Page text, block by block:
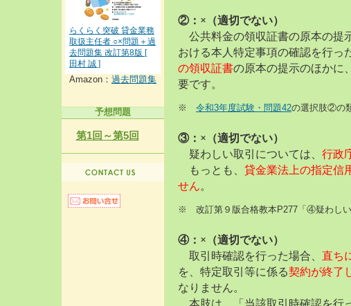
らくらく突破 貸金業務
取扱主任者 ○×問題＋過
去問題集 改訂第8版 [
田村 誠 ]
Amazon： 過去問題集
予想問題
第1回～第5回
②：×（適切でない）
公共料金の領収証書の原本の提
おける本人特定事項の確認を行っ
の領収証書の原本の提示のほかに、
要です。
※ 令和3年度試験・問題42の選択肢②の
③：×（適切でない）
疑わしい取引については、 行政
もっとも、 貸金業法上の指定信
せん。
※ 改訂第９版合格教本P277「④疑わしい
④：×（適切でない）
取引時確認を行った場合、 直ち
を、特定取引等に係る契約が終了
なりません。